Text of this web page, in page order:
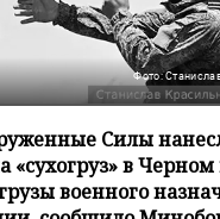
Фото:
Силы
«сухогруз» в
военного